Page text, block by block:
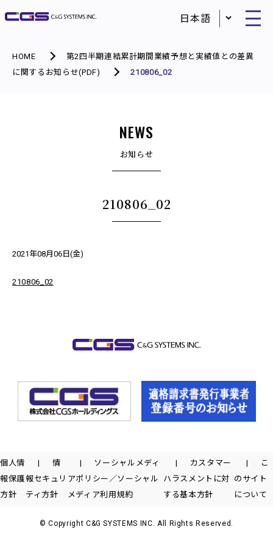
HOME
第2四半期連結累計期間業績予想と実績値との差異
に関するお知らせ(PDF)
210806_02
NEWS
お知らせ
210806_02
2021年08月06日(金)
210806_02
個人情
報保護
方針
情
報セキュリ
ティ方針
ソーシャルメディ
アポリシー／ソーシャル
メディア利用規約
カスタマー
ハラスメントに対
する基本方針
こ
のサイト
について
© Copyright C&G SYSTEMS INC. All Rights Reserved.